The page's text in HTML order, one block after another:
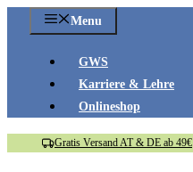
Inhalt
Menu
GWS
Karriere & Lehre
Onlineshop
Gratis Versand AT & DE ab 49€